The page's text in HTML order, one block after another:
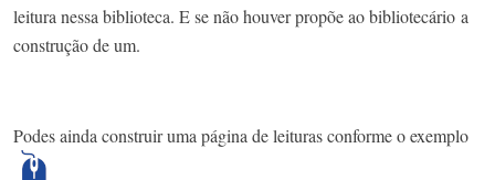
leitura nessa biblioteca. E se não houver propõe ao bibliotecário a
construção de um. ​
Podes ainda construir uma página de leituras conforme o exemplo